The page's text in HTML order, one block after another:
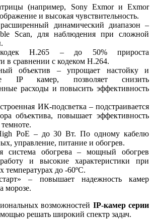
(например, Sony Exmor и Exmor
и высокая чувствительность.
динамический диапазон –
Scan, для наблюдения при сложной
кодек H.265 – до 50% прироста
в сравнении с кодеком Н.264.
объектив – упрощает настойку и
IP камер, позволяет снизить
расходы и повысить эффективность
ИК-подсветка – подстраивается
объектива, повышает эффективность
PoE – до 30 Вт. По одному кабелю
управление, питание и обогрев.
система обогрева – мощный обогрев
работу и высокие характеристики при
температурах до -60ºС.
– повышает надежность камер
морозе.
возможностей IP-камер серии
решать широкий спектр задач.